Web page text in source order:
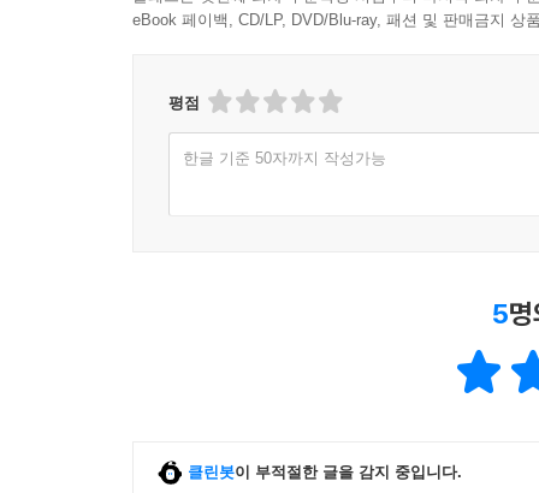
eBook 페이백, CD/LP, DVD/Blu-ray, 패션 및 판매금지 상
평점
한글 기준 50자까지 작성가능
5
클린봇이 부적절한 글을 감지 중입니다.